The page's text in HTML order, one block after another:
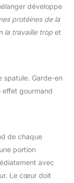
développe
protéines de la
la travaille trop et
spatule. Garde-en
effet gourmand
de chaque
portion
avec
Le cœur doit